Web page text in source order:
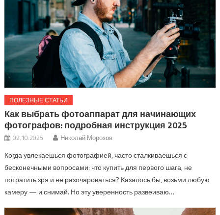
ПОЛЕЗНЫЕ СТАТЬИ
Как выбрать фотоаппарат для начинающих
фотографов: подробная инструкция 2025
02.10.2025 Николай Морозов
Когда увлекаешься фотографией, часто сталкиваешься с
бесконечными вопросами: что купить для первого шага, не
потратить зря и не разочароваться? Казалось бы, возьми любую
камеру — и снимай. Но эту уверенность развеиваю…